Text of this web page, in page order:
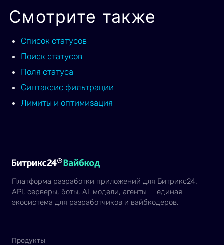
Смотрите также
Список статусов
Поиск статусов
Поля статуса
Синтаксис фильтрации
Лимиты и оптимизация
Платформа разработки приложений для Битрикс24.
API, серверы, боты, AI-модели, агенты — единая
экосистема для разработчиков и вайбкодеров.
Продукты